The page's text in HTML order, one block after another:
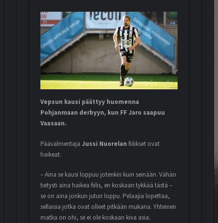
Vepsun kausi päättyy huomenna
Pohjanmaan derbyyn, kun FF Jaro saapuu
Vaasaan.
Päävalmentaja Jussi Nuorelan fiilikset ovat
haikeat.
– Aina se kausi loppuu jotenkin kuin seinään. Vähän
tietysti aina haikea fiilis, en koskaan tykkää tästä –
se on aina jonkun jutun loppu. Pelaajia lopettaa,
sellaisia jotka ovat olleet pitkään mukana. Yhteinen
matka on ohi, se ei ole koskaan kiva asia.